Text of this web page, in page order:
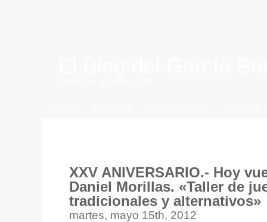
XXV ANIVERSARIO.- Hoy
Daniel Morillas. «Taller de
tradicionales y alternativos»
martes, mayo 15th, 2012